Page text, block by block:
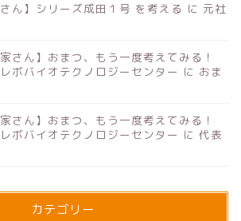
ん】シリーズ成田１号 を考える に 元社
さん】おまつ、もう一度考えてみる！
ボバイオテクノロジーセンター に おま
さん】おまつ、もう一度考えてみる！
ボバイオテクノロジーセンター に 代表
カテゴリー